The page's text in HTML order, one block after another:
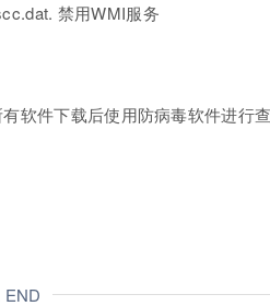
禁用WMI服务
软件下载后使用防病毒软件进行查
END